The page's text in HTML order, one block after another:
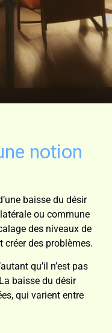
notion
baisse du désir
ou commune
des niveaux de
créer des problèmes.
qu’il n’est pas
baisse du désir
qui varient entre